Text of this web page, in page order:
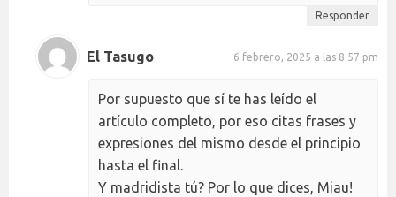
Responder
El Tasugo 6 febrero, 2025 a las 8:57 pm
Por supuesto que sí te has leído el
artículo completo, por eso citas frases y
expresiones del mismo desde el principio
hasta el final.
Y madridista tú? Por lo que dices, Miau!